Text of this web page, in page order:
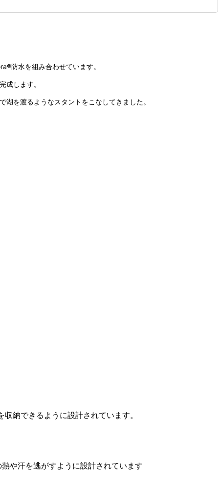
防水を組み合わせています。
成します。
を渡るようなスタントをこなしてきました。
納できるように設計されています。
や汗を逃がすように設計されています